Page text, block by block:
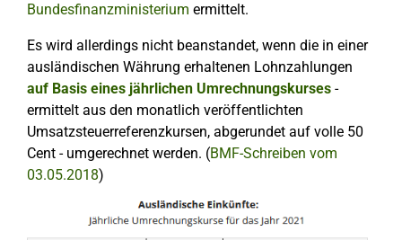
Bundesfinanzministerium ermittelt.
Es wird allerdings nicht beanstandet, wenn die in einer
ausländischen Währung erhaltenen Lohnzahlungen
auf Basis eines jährlichen Umrechnungskurses -
ermittelt aus den monatlich veröffentlichten
Umsatzsteuerreferenzkursen, abgerundet auf volle 50
Cent - umgerechnet werden. (BMF-Schreiben vom
03.05.2018)